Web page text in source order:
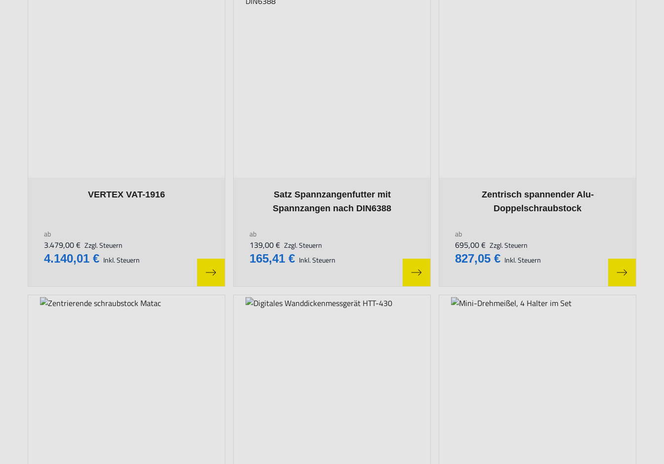
VERTEX VAT-1916
The price depends on the options chosen on the product page
ab
4.140,01 € Inkl. Steuern
3.479,00 € Zzgl. Steuern
Satz Spannzangenfutter mit
Spannzangen nach DIN6388
The price depends on the options chosen on the product page
ab
165,41 € Inkl. Steuern
139,00 € Zzgl. Steuern
Zentrisch spannender Alu-
Doppelschraubstock
The price depends on the options chosen on the product page
ab
827,05 € Inkl. Steuern
695,00 € Zzgl. Steuern